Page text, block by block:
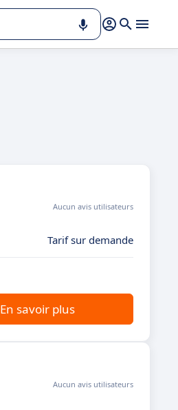
Aucun avis utilisateurs
Tarif sur demande
En savoir plus
Aucun avis utilisateurs